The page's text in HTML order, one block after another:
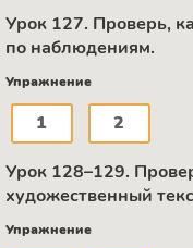
Урок 127. Проверь,
по наблюдениям.
Упражнение
1 2
Урок 128–129.
художественный
Упражнение